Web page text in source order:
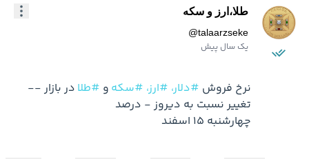
طلا،ارز و سکه
@talaarzseke
یک سال پیش
نرخ فروش #دلار، #ارز، #سکه و #طلا
چهارشنبه ۱۵ اسفند